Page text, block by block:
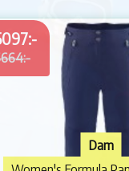
Dam